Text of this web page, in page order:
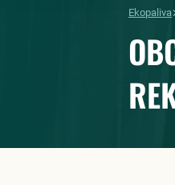
Ekopaliva